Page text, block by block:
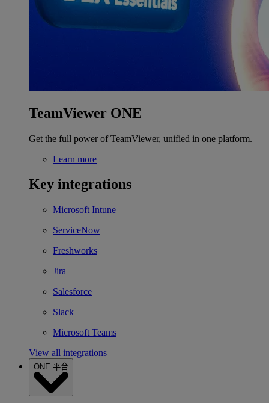
TeamViewer ONE
Get the full power of TeamViewer, unified in one platform.
Learn more
Key integrations
Microsoft Intune
ServiceNow
Freshworks
Jira
Salesforce
Slack
Microsoft Teams
View all integrations
ONE 平台